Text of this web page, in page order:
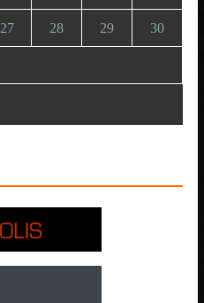
27 28 29 30